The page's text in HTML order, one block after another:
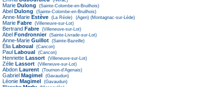
Marie Dulong (Sainte-Colombe-en-Bruilhois)
Abel Dulong (Sainte-Colombe-en-Bruilhois)
Anne-Marie Estève (La Réole) (Agen) (Montagnac-sur-Lède)
Marie Fabre (Villeneuve-sur-Lot)
Bertrand Fabre (Villeneuve-sur-Lot)
Abel Fondronnier (Sainte-Livrade-sur-Lot)
Anne-Marie Guillot (Sainte-Bazeille)
Élia Laboual (Cancon)
Paul Laboual (Cancon)
Henriette Lassort (Villeneuve-sur-Lot)
Zélie Lassort (Villeneuve-sur-Lot)
Abdon Laurent (Tournon-d'Agenais)
Gabriel Magimel (Gavaudun)
Léonie Magimel (Gavaudun)